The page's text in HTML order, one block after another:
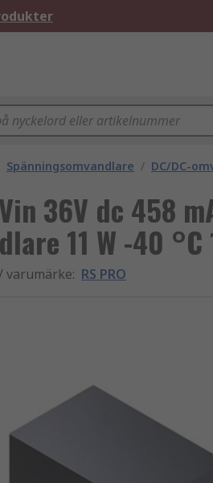
Spänningsomvandlare / DC/DC-
36V dc 458
11 W -40
varumärke: RS PRO